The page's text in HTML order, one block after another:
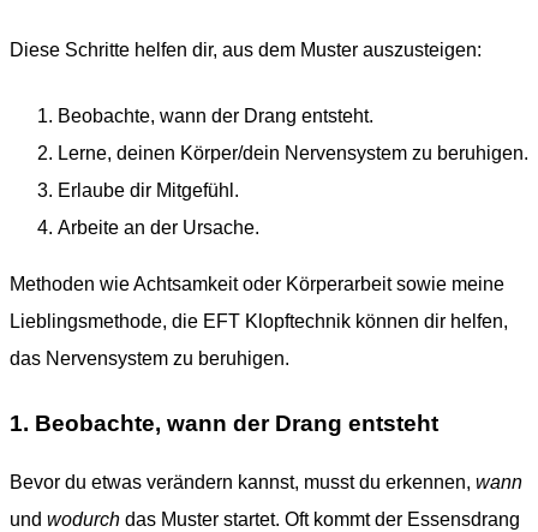
Diese Schritte helfen dir, aus dem Muster auszusteigen:
Beobachte, wann der Drang entsteht.
Lerne, deinen Körper/dein Nervensystem zu beruhigen.
Erlaube dir Mitgefühl.
Arbeite an der Ursache.
Methoden wie Achtsamkeit oder Körperarbeit sowie meine
Lieblingsmethode, die EFT Klopftechnik können dir helfen,
das Nervensystem zu beruhigen.
1. Beobachte, wann der Drang entsteht
Bevor du etwas verändern kannst, musst du erkennen, wann
und wodurch das Muster startet. Oft kommt der Essensdrang